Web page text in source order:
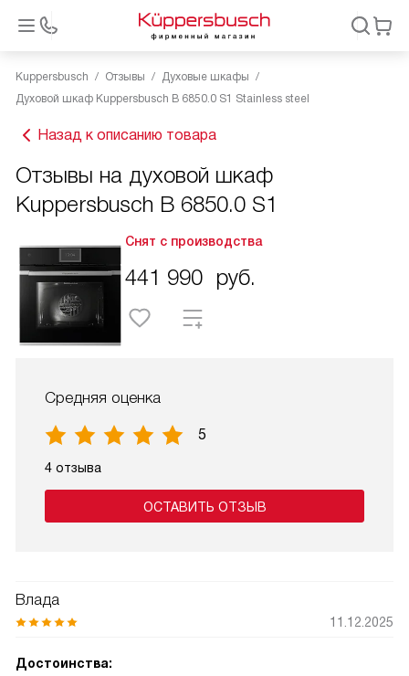
Kuppersbusch Отзывы
Духовые шкафы
Духовой шкаф Kuppersbusch B 6850.0 S1 Stainless steel
Назад к описанию товара
Отзывы на духовой шкаф
Kuppersbusch B 6850.0 S1
Снят с производства
441 990 руб.
Средняя оценка
5
4 отзыва
ОСТАВИТЬ ОТЗЫВ
Влада
11.12.2025
Достоинства: